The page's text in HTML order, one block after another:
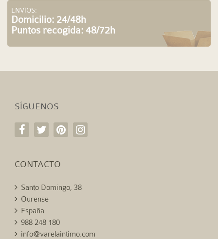
ENVÍOS:
Domicilio: 24/48h
Puntos recogida: 48/72h
SÍGUENOS
CONTACTO
Santo Domingo, 38
Ourense
España
988 248 180
info@varelaintimo.com